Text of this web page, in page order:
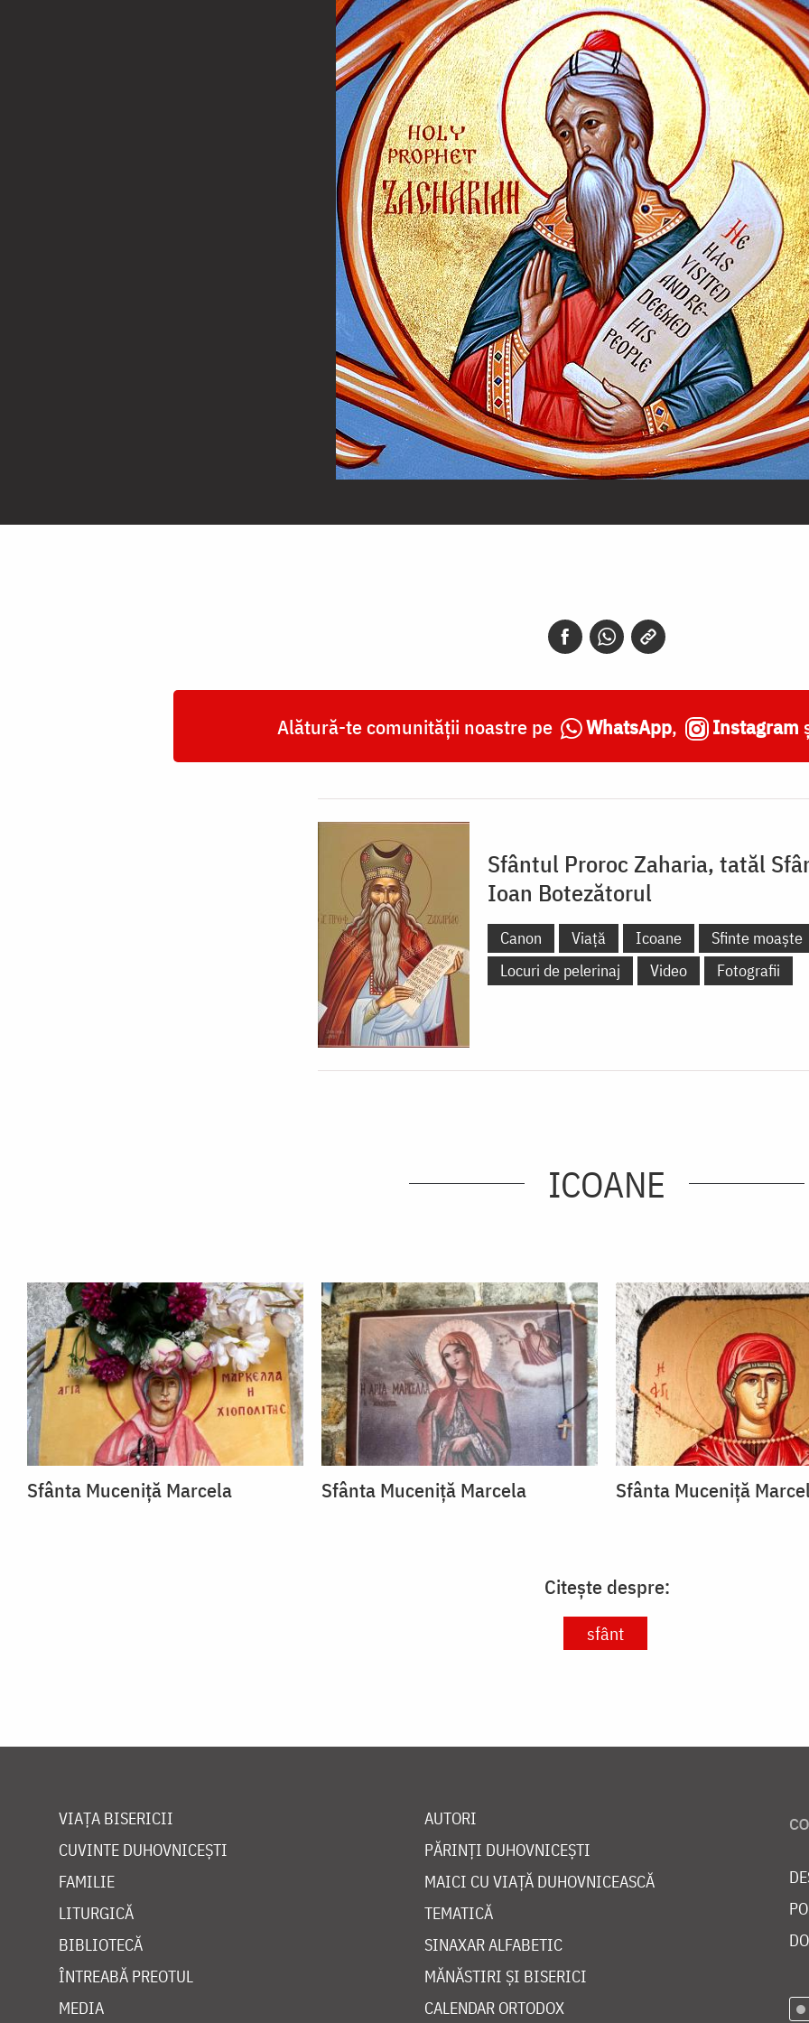
Proroc
Alătură-te comunității noastre pe WhatsApp, Instagram
Sfântul Proroc Zaharia, tatăl
Ioan Botezătorul
Canon Viață Icoane
Sfinte moaște
Locuri de pelerinaj
Video Fotografii
ICOANE
Sfânta Muceniță Marcela Sfânta Muceniță Marcela Sfânta Muceniță
Citește despre:
sfânt
VIAȚA BISERICII
CUVINTE DUHOVNICEȘTI
FAMILIE
LITURGICĂ
BIBLIOTECĂ
ÎNTREABĂ PREOTUL
MEDIA
AUTORI
PĂRINȚI DUHOVNICEȘTI
MAICI CU VIAȚĂ DUHOVNICEASCĂ
TEMATICĂ
SINAXAR ALFABETIC
MĂNĂSTIRI ȘI BISERICI
CALENDAR ORTODOX